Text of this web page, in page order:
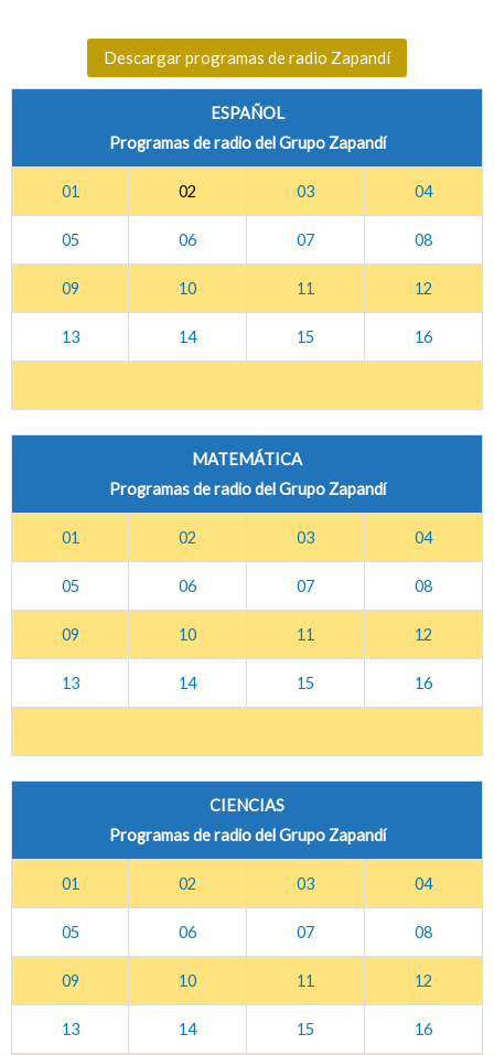
Descargar programas de radio Zapandí
ESPAÑOL
Programas de radio del Grupo Zapandí
01 02 03 04
05 06 07 08
09 10 11 12
13 14 15 16
MATEMÁTICA
Programas de radio del Grupo Zapandí
01 02 03 04
05 06 07 08
09 10 11 12
13 14 15 16
CIENCIAS
Programas de radio del Grupo Zapandí
01 02 03 04
05 06 07 08
09 10 11 12
13 14 15 16